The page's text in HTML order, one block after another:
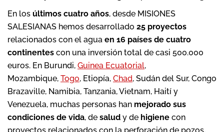
En los últimos cuatro años, desde MISIONES
SALESIANAS hemos desarrollado 25 proyectos
relacionados con el agua en 16 países de cuatro
continentes con una inversión total de casi 500.000
euros. En Burundi, Guinea Ecuatorial,
Mozambique, Togo, Etiopía, Chad, Sudán del Sur, Congo
Brazaville, Namibia, Tanzania, Vietnam, Haití y
Venezuela, muchas personas han mejorado sus
condiciones de vida, de salud y de higiene con